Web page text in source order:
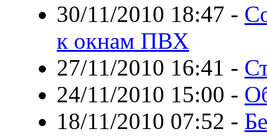
30/11/2010 18:47 -
к окнам ПВХ
27/11/2010 16:41 -
24/11/2010 15:00 -
18/11/2010 07:52 -